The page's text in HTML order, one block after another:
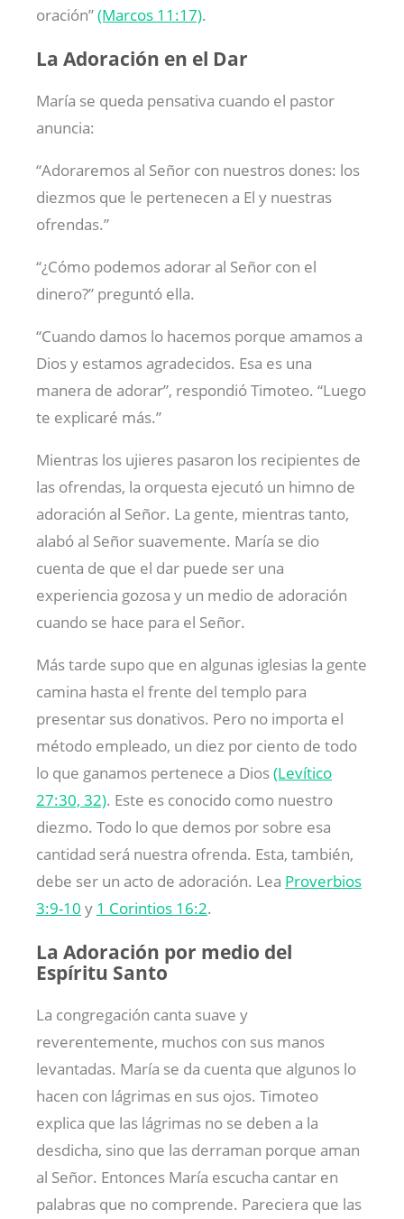
oración”(Marcos 11:17).
La Adoración en el Dar
María se queda pensativa cuando el pastor
anuncia:
“Adoraremos al Señor con nuestros dones: los
diezmos que le pertenecen a El y nuestras
ofrendas.”
“¿Cómo podemos adorar al Señor con el
dinero?” preguntó ella.
“Cuando damos lo hacemos porque amamos a
Dios y estamos agradecidos. Esa es una
manera de adorar”, respondió Timoteo. “Luego
te explicaré más.”
Mientras los ujieres pasaron los recipientes de
las ofrendas, la orquesta ejecutó un himno de
adoración al Señor. La gente, mientras tanto,
alabó al Señor suavemente. María se dio
cuenta de que el dar puede ser una
experiencia gozosa y un medio de adoración
cuando se hace para el Señor.
Más tarde supo que en algunas iglesias la gente
camina hasta el frente del templo para
presentar sus donativos. Pero no importa el
método empleado, un diez por ciento de todo
lo que ganamos pertenece a Dios(Levítico
27:30, 32). Este es conocido como nuestro
diezmo. Todo lo que demos por sobre esa
cantidad será nuestra ofrenda. Esta, también,
debe ser un acto de adoración. Lea Proverbios
3:9-10 y 1 Corintios 16:2.
La Adoración por medio del
Espíritu Santo
La congregación canta suave y
reverentemente, muchos con sus manos
levantadas. María se da cuenta que algunos lo
hacen con lágrimas en sus ojos. Timoteo
explica que las lágrimas no se deben a la
desdicha, sino que las derraman porque aman
al Señor. Entonces María escucha cantar en
palabras que no comprende. Pareciera que las